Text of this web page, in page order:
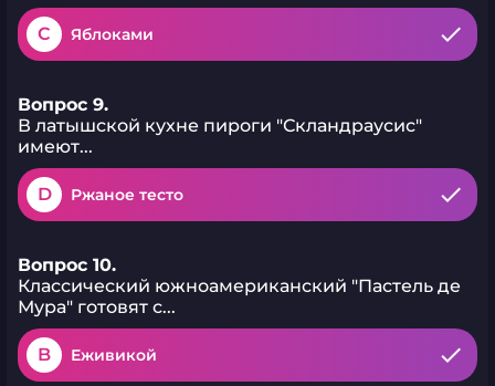
C Яблоками
Вопрос 9.
В латышской кухне пироги "Скландраусис"
имеют...
D Ржаное тесто
Вопрос 10.
Классический южноамериканский "Пастель де
Мура" готовят с...
B Еживикой